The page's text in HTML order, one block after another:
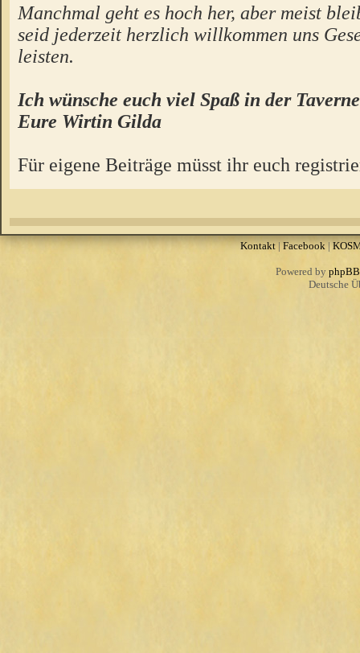
Manchmal geht es hoch her, aber meist
seid jederzeit herzlich willkommen uns
leisten.
Ich wünsche euch viel Spaß in der
Eure Wirtin Gilda
Für eigene Beiträge müsst ihr euch
Kontakt|Facebook |
Powered by phpBB
Deutsche